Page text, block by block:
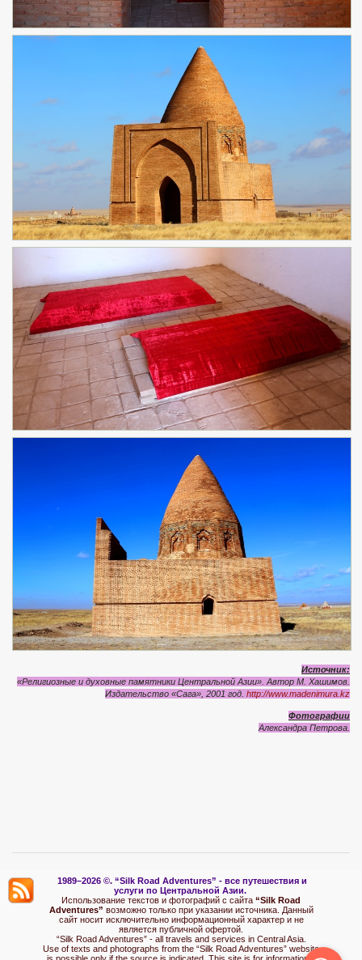
Источник:
«Религиозные и духовные памятники Центральной Азии». Автор М. Хашимов.
Издательство «Сага», 2001 год. http://www.madenimura.kz
Фотографии
Александра Петрова.
1989–2026 ©. “Silk Road Adventures” - все путешествия и
услуги по Центральной Азии.
Использование текстов и фотографий с сайта “Silk Road
Adventures” возможно только при указании источника. Данный
сайт носит исключительно информационный характер и не
является публичной офертой.
“Silk Road Adventures” - all travels and services in Central Asia.
Use of texts and photographs from the “Silk Road Adventures” website